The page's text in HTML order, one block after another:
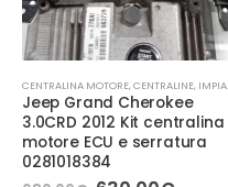
CENTRALINA MOTORE,CENTRALINE, IMPIANTO ELETTRICO
Jeep Grand Cherokee
3.0CRD 2012 Kit centralina
motore ECU e serratura
0281018384